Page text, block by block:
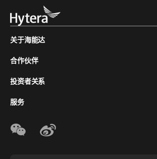
关于海能达
合作伙伴
投资者关系
服务